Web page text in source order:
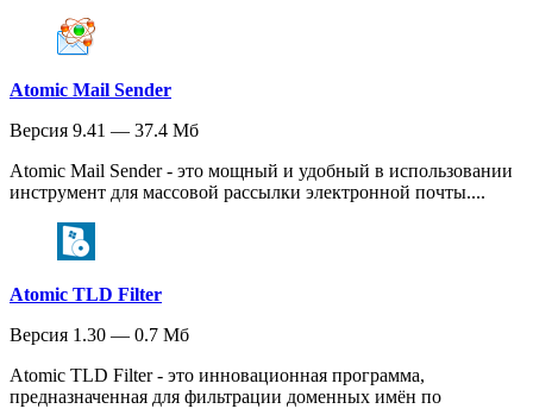
Atomic Mail Sender
Версия 9.41 — 37.4 Мб
Atomic Mail Sender - это мощный и удобный в использовании
инструмент для массовой рассылки электронной почты....
Atomic TLD Filter
Версия 1.30 — 0.7 Мб
Atomic TLD Filter - это инновационная программа,
предназначенная для фильтрации доменных имён по